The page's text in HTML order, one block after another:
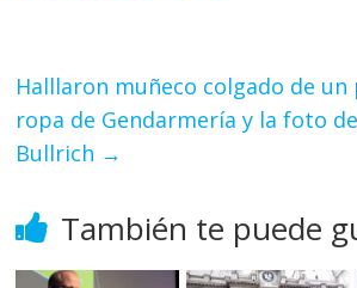
Halllaron muñeco colgado de un
ropa de Gendarmería y la foto
Bullrich →
También te puede